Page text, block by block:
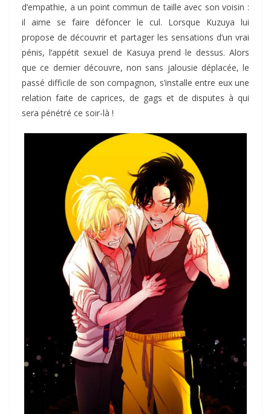
d’empathie, a un point commun de taille avec son voisin :
il aime se faire défoncer le cul. Lorsque Kuzuya lui
propose de découvrir et partager les sensations d’un vrai
pénis, l’appétit sexuel de Kasuya prend le dessus. Alors
que ce dernier découvre, non sans jalousie déplacée, le
passé difficile de son compagnon, s’installe entre eux une
relation faite de caprices, de gags et de disputes à qui
sera pénétré ce soir-là !